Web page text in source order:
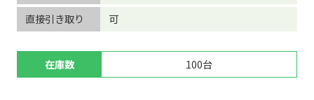
直接引き取り
可
在庫数 100台